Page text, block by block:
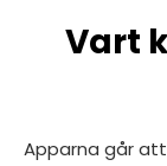
Vart
Apparna går